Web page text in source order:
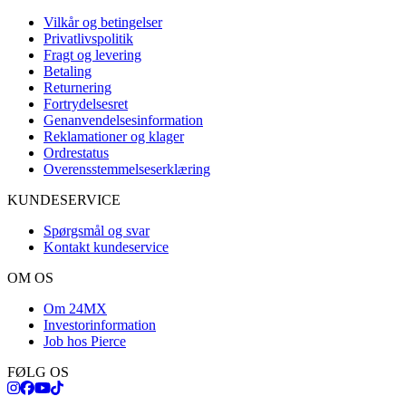
Vilkår og betingelser
Privatlivspolitik
Fragt og levering
Betaling
Returnering
Fortrydelsesret
Genanvendelsesinformation
Reklamationer og klager
Ordrestatus
Overensstemmelseserklæring
KUNDESERVICE
Spørgsmål og svar
Kontakt kundeservice
OM OS
Om 24MX
Investorinformation
Job hos Pierce
FØLG OS